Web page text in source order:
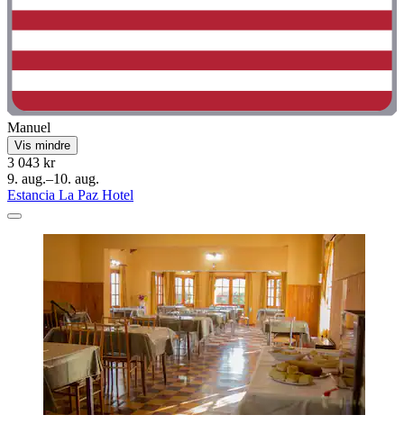
Manuel
Vis mindre
3 043 kr
9. aug.–10. aug.
Estancia La Paz Hotel